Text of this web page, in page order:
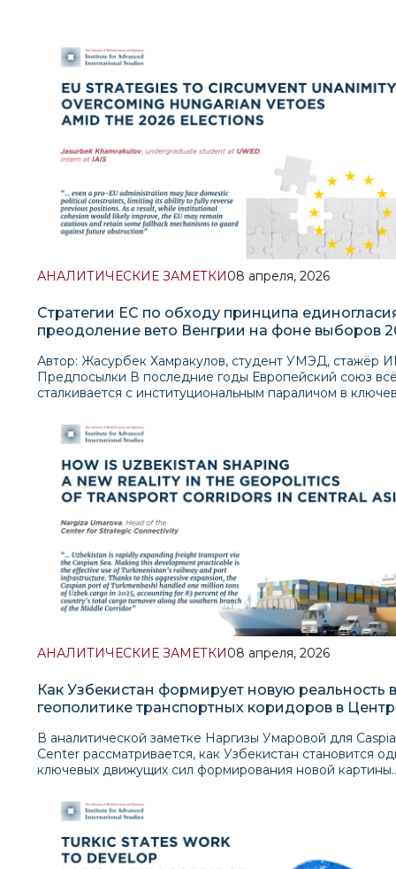
АНАЛИТИЧЕСКИЕ ЗАМЕТКИ08 апреля, 2026
Стратегии ЕС по обходу принципа
преодоление вето Венгрии на фоне выборов
Автор: Жасурбек Хамракулов, студент УМЭД, стажёр ИПМИ Предпосылки В последние годы Европейский союз всё чаще сталкивается с институциональным параличом в ключевых сферах, прежде всего во внешней политике и финансовой помощи. В этом контексте Венгрия под руководством Виктора Орбана постоянно использовала своё право вето для блокирования коллективных решений ЕС, особенно в отношении пакетов финансовой помощи Украине. Это продемонстрировало структурные слабости системы управления ЕС в условиях повышенной геополитической напряжённости. Неоднократные вето со стороны Венгрии, в частности по вопросу предполагаемого пакета финансовой помощи Украине в размере 90 млрд евро, вызвали волну критики со стороны европейских лидеров. Несмотря на значительное давление на Виктора Орбана с целью снятия блокировки, на саммите в Брюсселе не удалось достичь прорыва, что наглядно показало глубину разногласий внутри Союза. Орбан обосновал свою позицию спором вокруг повреждённого нефтепровода «Дружба», обеспечивающего поставки нефти в Венгрию, в то время как другие лидеры ЕС выразили недовольство и обвиняли его в подрыве коллективных обязательств, подчёркивая критическую важность помощи для продолжения военных усилий Украины. По данным Центра исследований энергетики и чистого воздуха, Венгрия и Словакия импортировали около 137 млн евро российской нефти через этот трубопровод в январе. Поставки нефти, как сообщается, прекратились в конце января в результате российского авиаудара, который, по утверждению Киева, повредил западную ветку трубопровода на территории Украины. Венгрия, в свою очередь, оспаривает эту версию, обвиняя Украину в блокировании использования трубопровода. Сложившаяся ситуация выявляет одну из ключевых проблем процесса принятия решений в ЕС - принцип единогласия. Это позволяет любому государству-члену блокировать коллективные решения независимо от уровня поддержки со стороны остальных участников. На практике это даёт Венгрии возможность использовать своё положение для извлечения политических уступок или продвижения внутриполитических нарративов, основанных на защите суверенитета и противостоянии Брюсселю. В результате возникает паралич политики: важнейшие инициативы, особенно связанные с поддержкой Украины, откладываются или блокируются. Более того, это ослабляет международный авторитет ЕС и его способность выступать в качестве единого геополитического актора, фактически играя на руку России, заинтересованной в подрыве цепочек европейской помощи Украине. Венгерский кейс особенно значим, поскольку отражает не только политические разногласия, но и более глубокие противоречия, связанные с соблюдением принципов верховенства права и демократических стандартов в рамках ЕС. Механизмы обхода вето Ряд экспертов утверждает, что в исключительных обстоятельствах, таких как конфликт в Украине, Европейский союз может юридически обойти вето Венгрии, если оно нарушает фундаментальные ценности ЕС, прежде всего принцип солидарности, закреплённый в статье 2 Договора о Европейском союзе. Возможные правовые пути решения данной проблемы можно условно разделить на два направления. Во-первых, если вето Венгрии рассматривается как серьёзное и систематическое нарушение принципа солидарности, соответствующее решение может быть принято без учёта её голоса. Во-вторых, возможно переосмысление самого принципа единогласия с допущением применения квалифицированного большинства в ситуациях, представляющих экзистенциальную угрозу безопасности, ценностям и стабильности ЕС. При этом подчёркивается, что подобные меры должны носить исключительный и строго ограниченный характер, а не означать полный отказ от принципа единогласия. Несмотря на опасения критиков относительно подрыва доверия между государствами-членами и размывания правовой определённости, бездействие в условиях системного блокирования представляется более серьёзным риском, поскольку ослабляет способность ЕС оперативно реагировать на глобальные вызовы. Государства ЕС уже рассматривают практические варианты обхода венгерского вето. Верховный представитель ЕС по иностранным делам и политике безопасности Кая Каллас и другие официальные лица публично заявляли о наличии «альтернативных решений» и подчёркивали, что поддержка Украины будет обеспечена «тем или иным способом». Эти планы направлены на снижение зависимости от принципа единогласия при сохранении максимально возможного уровня единства внутри Союза. Первое мера предполагает изменение механизма голосования путём расширения применения квалифицированного большинства на сферы, где в настоящее время требуется единогласие, включая внешнюю политику и отдельные элементы «Многолетней финансовой перспективы» (MFF). В рамках системы квалифицированного большинства решения принимаются при поддержке 55% государств-членов, представляющих не менее 65% населения ЕС, что позволяет реализовывать инициативы по поддержке Украины, санкционной политике или расширению без согласия Венгрии. Однако внедрение данной модели сталкивается с серьёзными политическими трудностями, поскольку затрагивает один из фундаментальных принципов функционирования Союза - консенсуса. Второе направление связано с развитием концепции «многоскоростной Европы» посредством более активного использования гибких форматов, таких как «коалиции желающих» и механизмы усиленного сотрудничества. Это позволяет группе государств продвигаться вперёд в вопросах безопасности, конкурентоспособности или финансирования Украины без необходимости согласия всех 27 членов ЕС. Договоры ЕС уже предусматривают возможность усиленного сотрудничества, и председатель Европейской комиссии Урсула фон дер Ляйен прямо поддержала этот подход, заявив, что в случае блокировки решений на основе единогласия Союз «не должен стесняться использовать предусмотренные договорами инструменты» На практике подобные механизмы уже применяются, особенно в сфере межправительственных соглашений, обходящих институциональные рамки ЕС в вопросах безопасности и обороны. Кроме того, альтернативным источником финансирования становятся специальные фонды и использование доходов от замороженных российских активов. 1 апреля Европейский союз получил 1,4 млрд евро в виде доходов от процентов, начисленных на замороженные активы Центрального банка России. Это уже четвёртый подобный транш после перевода средств в августе 2025 года и охватывает доходы, накопленные во второй половине 2025 года. Эти средства являются результатом санкционной политики ЕС, при этом сами активы (оцениваемые более чем в 200 млрд евро) остаются замороженными и не подлежат возврату России. Полученные доходы были перенаправлены на поддержку Украины, что представляет собой практический и относительно устойчивый механизм обхода ограничений, связанных с необходимостью единогласия. В то же время его ключевым недостатком является неспособность полностью заменить решения, принимаемые всеми 27 государствами-членами, а также риск дальнейшей эрозии институционального единства. В качестве компромиссного решения Кая Каллас предложила меры в сфере энергетической безопасности, предусматривающие поставки нефти в Венгрию и Словакию по альтернативным маршрутам через хорватскую инфраструктуру (система JANAF), что должно заменить поставки по трубопроводу «Дружба». Координационная группа ЕС по нефти подтвердила в конце февраля 2026 года, что маршрут через хорватский терминал обладает достаточной пропускной способностью для удовлетворения потребностей обеих стран. Хорватия выразила готовность обеспечить поставки нероссийской нефти, при этом ЕС готов предоставить техническую и финансовую поддержку для диверсификации и переходного периода. Данная стратегия демонстрирует, как целенаправленные экономические и инфраструктурные меры могут использоваться в сочетании с политическим давлением для возвращения государств-членов к согласованной позиции. Вдобавок к упомянутым «мягким» механизмам, официальные лица ЕС также рассматривают более жёсткие меры принуждения и финансового давления, включая ужесточение условий, связанной с соблюдением принципов верховенства права, с целью ограничения доступа Венгрии к средствам ЕС. В данном случае может быть задействована статья 4(3) Договора о Европейском союзе (принцип добросовестного сотрудничества), а также установлена прямая зависимость между доступом к следующему многолетнему финансовому плану (MFF), переговоры по которому начинаются в июле, и выполнением обязательств, в том числе в вопросах поддержки Украины. Председатель Европейского совета Антонио Кошта уже сигнализировал о возможности такого подхода, тогда как комиссар Майкл МакГрат подтвердил, что «в случае нарушений принципов верховенства права приостановка выплат или блокирование финансирования остаются на повестке дня». ЕС уже фактически заморозил одобрение оборонного кредита для Венгрии в размере 16 млрд евро в рамках программы «SAFE» (Security Action for Europe). Эта ситуация демонстрирует, каким образом ЕС использует экономические рычаги в качестве косвенного инструмента противодействия праву вето, усиливая соблюдение общих правил без формального изменения принципа единогласия. В свою очередь, Венгрия предупредила о возможности блокирования всего
АНАЛИТИЧЕСКИЕ ЗАМЕТКИ08 апреля, 2026
Как Узбекистан формирует новую реальность в
геополитике транспортных коридоров в
В аналитической заметке Наргизы Умаровой для
Center рассматривается, как Узбекистан становится
ключевых движущих сил формирования новой картины
Центральной Азии. Особое внимание уделяется
грузовых перевозок через Каспийское море и
стратегическому использованию железнодорожной и
инфраструктуры Туркменистана; в обзоре показано,
Ташкент неуклонно укрепляет свою роль в транзите